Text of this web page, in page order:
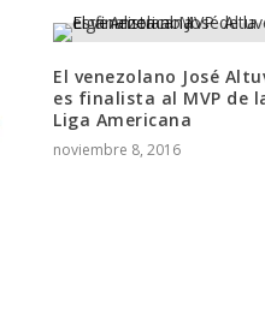
El venezolano José
es finalista al MVP de
Liga Americana
noviembre 8, 2016